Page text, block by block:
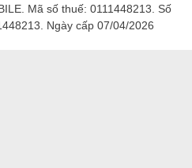
Mã số thuế: 0111448213. Số
Ngày cấp 07/04/2026